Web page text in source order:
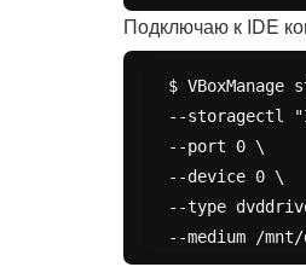
Подключаю к IDE
$
--storagectl
--port 0 \
--device 0 \
--type